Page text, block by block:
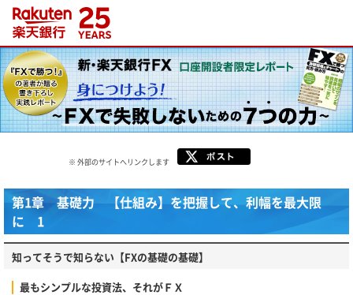
※ 外部のサイトへリンクします
第1章 基礎力 【仕組み】を把握して、利幅を最大限
に 1
知ってそうで知らない【FXの基礎の基礎】
最もシンプルな投資法、それがＦＸ